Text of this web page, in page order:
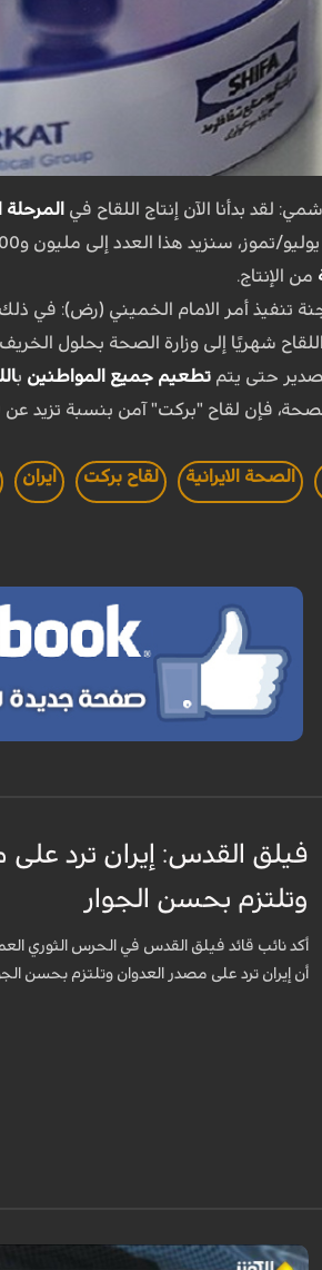
بدأنا الآن إنتاج اللقاح في المرحلة
من الإنتاج.
حتى يتم تطعيم جميع المواطنين ب
فإن لقاح "بركت" آمن بنسبة تزيد عن 90٪.
الصحة الايرانية لقاح بركت ايران
فيلق القدس: إيران ترد
وتلتزم بحسن الجوار
أكد نائب قائد فيلق القدس في الحرس الثوري
أن إيران ترد على مصدر العدوان وتلتزم بحسن